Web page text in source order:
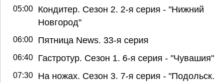
05:00
Кондитер. Сезон 2. 2-я серия - "Нижний
Новгород"
06:00 Пятница News. 33-я серия
06:40 Гастротур. Сезон 1. 6-я серия - "Чувашия"
07:30
На ножах. Сезон 3. 7-я серия - "Подольск.